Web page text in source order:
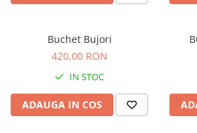
Buchet Bujori
420,00 RON
IN STOC
ADAUGA IN COS